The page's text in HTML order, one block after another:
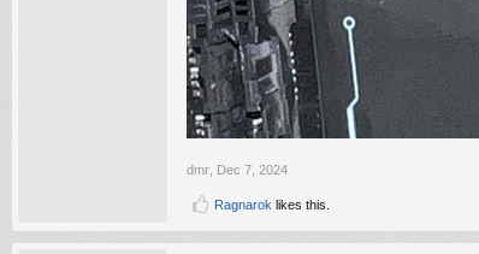
dmr Dec 7, 2024
Ragnarok likes this.